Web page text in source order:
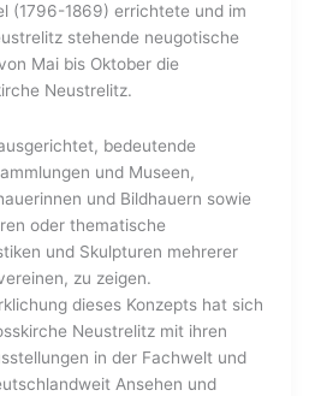
(1796-1869) errichtete und im
stehende neugotische
Mai bis Oktober die
Neustrelitz.
bedeutende
und Museen,
und Bildhauern sowie
oder thematische
und Skulpturen mehrerer
zu zeigen.
dieses Konzepts hat sich
Neustrelitz mit ihren
in der Fachwelt und
Ansehen und